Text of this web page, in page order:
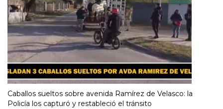
Caballos sueltos sobre avenida Ramírez de Velasco: la
Policía los capturó y restableció el tránsito